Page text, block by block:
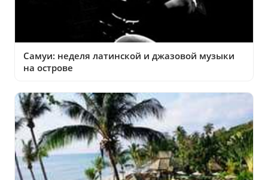
Самуи: неделя латинской и джазовой музыки
на острове